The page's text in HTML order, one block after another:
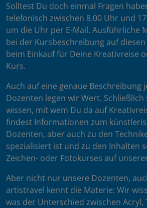
Solltest Du doch einmal Fragen
telefonisch zwischen 8.00 Uhr und
um die Uhr per E-Mail. Ausführliche
bei der Kursbeschreibung auf
beim Einkauf für Deine Kreativreise
Kurs.
Auch auf eine genaue Beschreibung
Dozenten legen wir Wert. Schließlich
wissen, mit wem Du da auf
findest Informationen zum
Dozenten, aber auch zu den
spezialisiert ist und zu den Inhalten
Zeichen- oder Fotokurses auf
Aber nicht nur unsere Dozenten,
artistravel kennt die Materie: Wir
was der Unterschied zwischen Acryl,